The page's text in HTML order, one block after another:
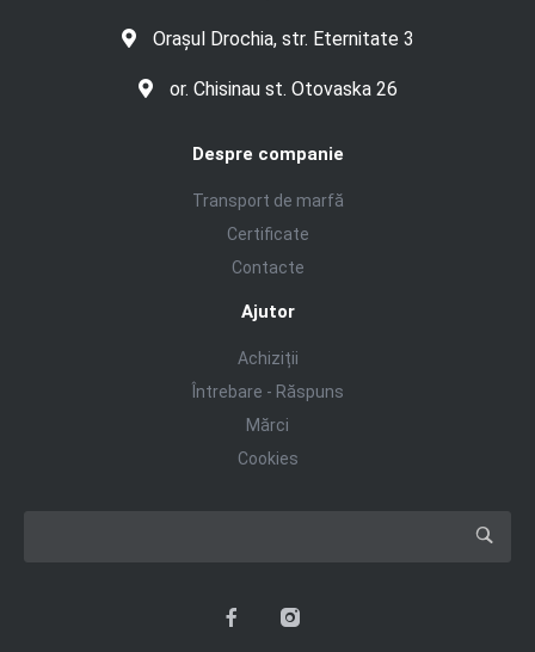
Orașul Drochia, str. Eternitate 3
or. Chisinau st. Otovaska 26
Despre companie
Transport de marfă
Certificate
Contacte
Ajutor
Achiziții
Întrebare - Răspuns
Mărci
Cookies